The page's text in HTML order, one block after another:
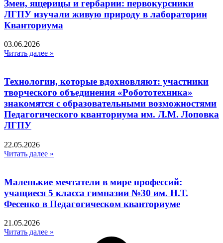
Змеи, ящерицы и гербарии: первокурсники
ЛГПУ изучали живую природу в лаборатории
Кванториума
03.06.2026
Читать далее »
Технологии, которые вдохновляют: участники
творческого объединения «Робототехника»
знакомятся с образовательными возможностями
Педагогического кванториума им. Л.М. Лоповка
ЛГПУ
22.05.2026
Читать далее »
Маленькие мечтатели в мире профессий:
учащиеся 5 класса гимназии №30 им. Н.Т.
Фесенко в Педагогическом кванториуме
21.05.2026
Читать далее »